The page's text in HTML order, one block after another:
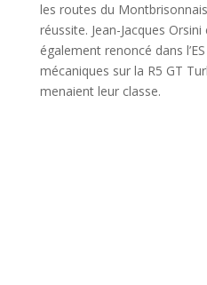
les routes du
réussite. Jean-Jacques
également renoncé dans
mécaniques sur la R5 GT
menaient leur classe.